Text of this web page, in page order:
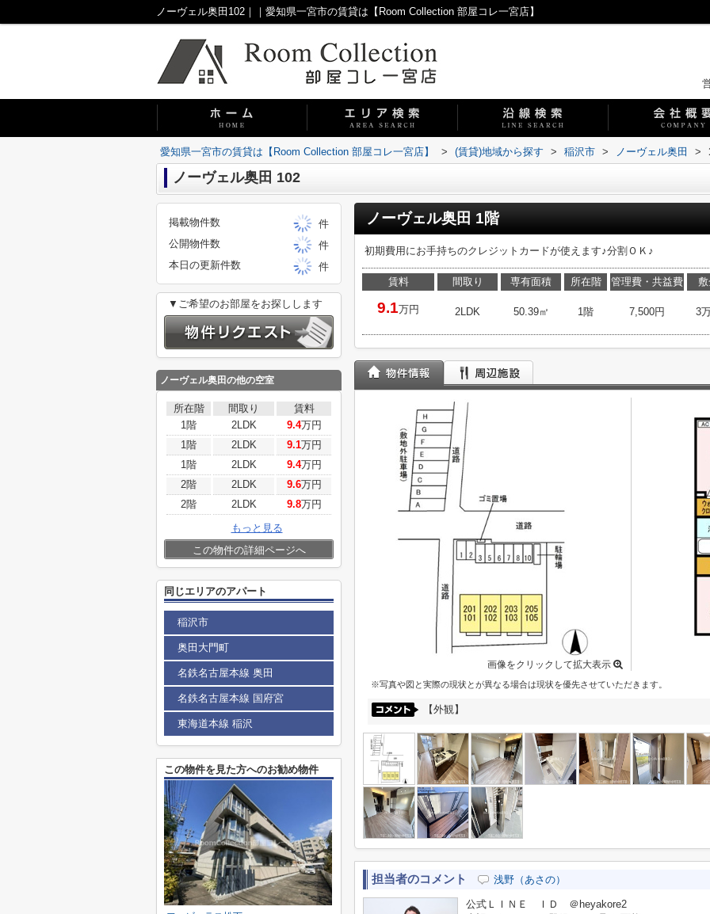
ノーヴェル奥田102｜｜愛知県一宮市の賃貸は【Room Collection 部屋コレ一宮店】
愛知県一宮市の賃貸は【Room Collection 部屋コレ一宮店】 > (賃貸)地域から探す > 稲沢市 > ノーヴェル奥田 >
ノーヴェル奥田 102
ノーヴェル奥田 1階
初期費用にお手持ちのクレジットカードが使えます♪分割ＯＫ♪
賃料
9.1万円
間取り
2LDK
専有面積
50.39㎡
所在階
1階
管理費・共益費
7,500円 3
画像をクリックして拡大表示
※写真や図と実際の現状とが異なる場合は現状を優先させていただきます。
【外観】
担当者のコメント 浅野（あさの）
公式ＬＩＮＥ ＩＤ ＠heyakore2
掲載物件数
件
公開物件数
件
本日の更新件数
件
▼ご希望のお部屋をお探しします
ノーヴェル奥田の他の空室
所在階 間取り
賃料
1階
2LDK 9.4万円
1階
2LDK 9.1万円
1階
2LDK 9.4万円
2階
2LDK 9.6万円
2階
2LDK 9.8万円
もっと見る
この物件の詳細ページへ
同じエリアのアパート
稲沢市
奥田大門町
名鉄名古屋本線 奥田
名鉄名古屋本線 国府宮
東海道本線 稲沢
この物件を見た方へのお勧め物件